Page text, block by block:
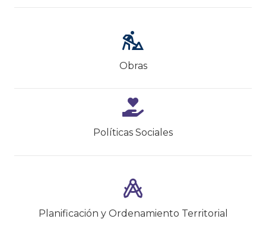
Obras
Políticas Sociales
Planificación y Ordenamiento Territorial